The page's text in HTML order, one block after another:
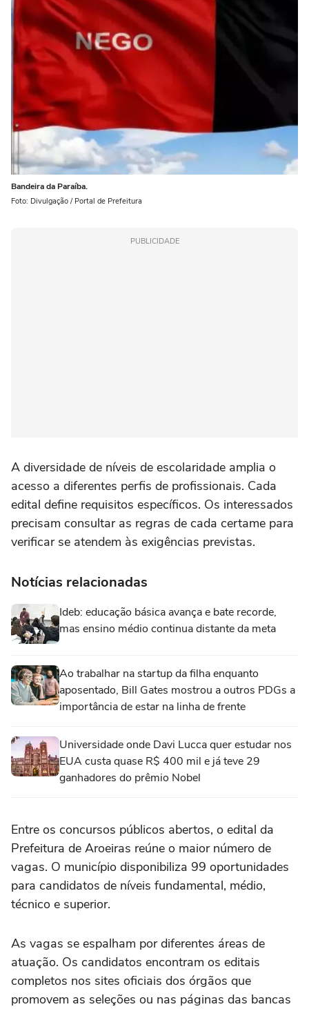
Bandeira da Paraíba.
Foto: Divulgação / Portal de Prefeitura
PUBLICIDADE
A diversidade de níveis de escolaridade amplia o
acesso a diferentes perfis de profissionais. Cada
edital define requisitos específicos. Os interessados
precisam consultar as regras de cada certame para
verificar se atendem às exigências previstas.
Notícias relacionadas
Ideb: educação básica avança e bate recorde,
mas ensino médio continua distante da meta
Ao trabalhar na startup da filha enquanto
aposentado, Bill Gates mostrou a outros PDGs a
importância de estar na linha de frente
Universidade onde Davi Lucca quer estudar nos
EUA custa quase R$ 400 mil e já teve 29
ganhadores do prêmio Nobel
Entre os concursos públicos abertos, o edital da
Prefeitura de Aroeiras reúne o maior número de
vagas. O município disponibiliza 99 oportunidades
para candidatos de níveis fundamental, médio,
técnico e superior.
As vagas se espalham por diferentes áreas de
atuação. Os candidatos encontram os editais
completos nos sites oficiais dos órgãos que
promovem as seleções ou nas páginas das bancas